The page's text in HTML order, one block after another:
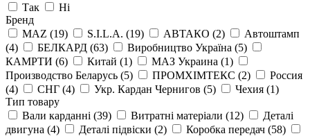
Так
Ні
Бренд
MAZ (19) S.I.L.A. (19) АВТАКО (2)
Автоштамп
(4)
БЕЛКАРД (63) Виробництво Україна (5)
КАМРТИ (6) Китай (1) МАЗ Украина (1)
Производство Беларусь (5) ПРОМХІМТЕКС (2)
Россия
(4)
СНГ (4) Укр. Кардан Чернигов (5) Чехия (1)
Тип товару
Вали карданні (39) Витратні матеріали (12)
Деталі
двигуна (4) Деталі підвіски (2) Коробка передач (58)